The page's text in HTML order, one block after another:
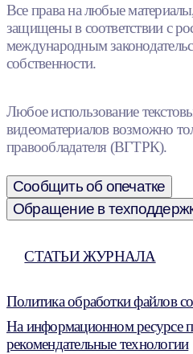
Все права на любые
защищены в соответствии с
международным
собственности.
Любое использование
видеоматериалов возможно
правообладателя (ВГТРК).
Сообщить об опечатке
Обращение в
СТАТЬИ ЖУРНАЛА
Политика обработки файлов
На информационном ресурсе
рекомендательные технологии